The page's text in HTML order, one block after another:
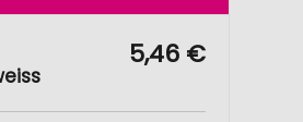
5,46 €